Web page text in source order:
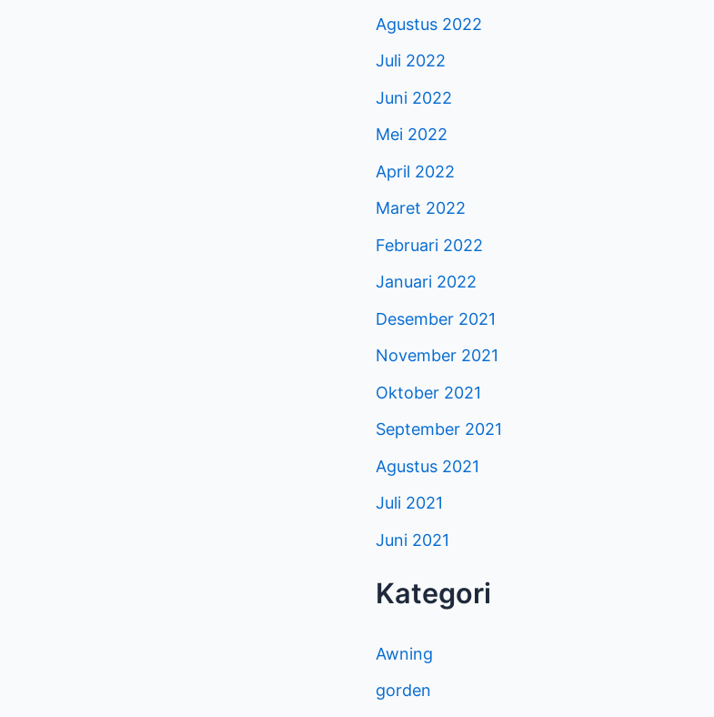
Agustus 2022
Juli 2022
Juni 2022
Mei 2022
April 2022
Maret 2022
Februari 2022
Januari 2022
Desember 2021
November 2021
Oktober 2021
September 2021
Agustus 2021
Juli 2021
Juni 2021
Kategori
Awning
gorden